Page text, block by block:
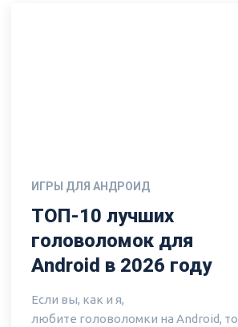
ИГРЫ ДЛЯ АНДРОИД
ТОП-10 лучших
головоломок для
Android в 2026 году
Если вы, как и я,
любите головоломки на Android, то